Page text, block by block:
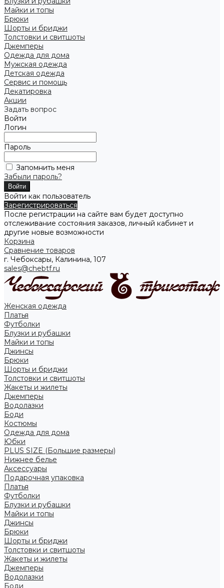
Майки и топы
Брюки
Шорты и бриджи
Толстовки и свитшоты
Джемперы
Одежда для дома
Мужская одежда
Детская одежда
Сервис и помощь
Декатировка
Акции
Задать вопрос
Войти
Логин
Пароль
Запомнить меня
Забыли пароль?
Войти как пользователь
Зарегистрироваться
После регистрации на сайте вам будет доступно
отслеживание состояния заказов, личный кабинет и
другие новые возможности
Корзина
Сравнение товаров
г. Чебоксары, Калинина, 107
sales@chebtf.ru
Женская одежда
Платья
Футболки
Блузки и рубашки
Майки и топы
Джинсы
Брюки
Шорты и бриджи
Толстовки и свитшоты
Жакеты и жилеты
Джемперы
Водолазки
Боди
Костюмы
Одежда для дома
Юбки
PLUS SIZE (Большие размеры)
Нижнее белье
Аксессуары
Подарочная упаковка
Платья
Футболки
Блузки и рубашки
Майки и топы
Джинсы
Брюки
Шорты и бриджи
Толстовки и свитшоты
Жакеты и жилеты
Джемперы
Водолазки
Боди